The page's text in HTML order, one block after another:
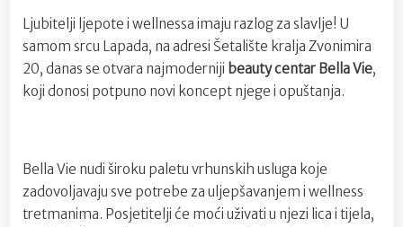
donosi
revoluciju
u
svijet
Ljubitelji ljepote i wellnessa imaju razlog za slavlje! U
samom srcu Lapada, na adresi Šetalište kralja Zvonimira
20, danas se otvara najmoderniji beauty centar Bella Vie,
koji donosi potpuno novi koncept njege i opuštanja.
Bella Vie nudi široku paletu vrhunskih usluga koje
zadovoljavaju sve potrebe za uljepšavanjem i wellness
tretmanima. Posjetitelji će moći uživati u njezi lica i tijela,